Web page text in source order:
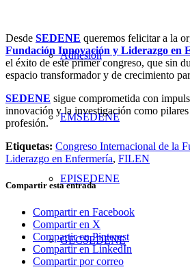
Adhesión
EMSEDENE
EPISEDENE
GECSEDENE
Desde SEDENE queremos felicitar a la
Fundación Innovación y Liderazgo en
el éxito de este primer congreso, que sin
espacio transformador y de crecimiento
SEDENE sigue comprometida con
innovación y la investigación como
profesión.
Etiquetas: Congreso Internacional de la
Liderazgo en Enfermería, FILEN
Compartir esta entrada
Compartir en Facebook
Compartir en X
Compartir en Pinterest
Compartir en LinkedIn
Compartir por correo